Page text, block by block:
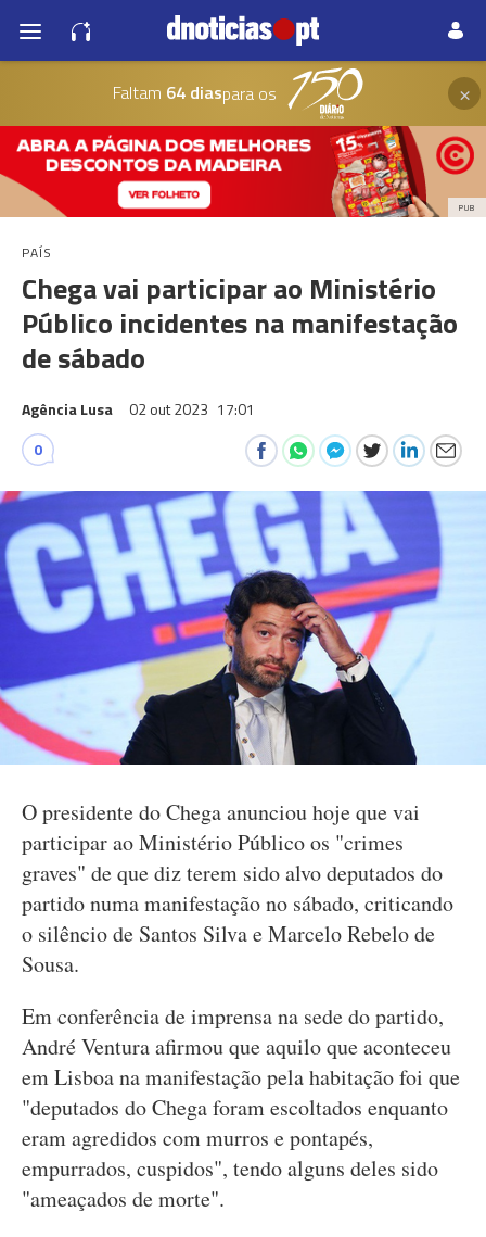
Faltam 64 diaspara os ×
PUB
PAÍS
Chega vai participar ao Ministério
Público incidentes na manifestação
de sábado
Agência Lusa 02 out 2023 17:01
0
O presidente do Chega anunciou hoje que vai
participar ao Ministério Público os "crimes
graves" de que diz terem sido alvo deputados do
partido numa manifestação no sábado, criticando
o silêncio de Santos Silva e Marcelo Rebelo de
Sousa.
Em conferência de imprensa na sede do partido,
André Ventura afirmou que aquilo que aconteceu
em Lisboa na manifestação pela habitação foi que
"deputados do Chega foram escoltados enquanto
eram agredidos com murros e pontapés,
empurrados, cuspidos", tendo alguns deles sido
"ameaçados de morte".